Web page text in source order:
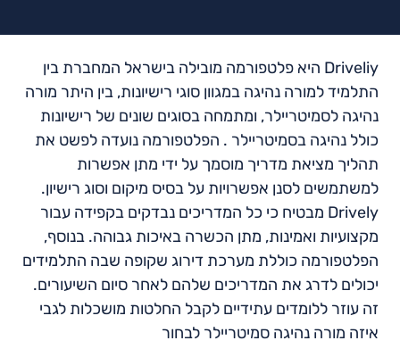
Driveliy היא פלטפורמה מובילה בישראל המחברת בין
התלמיד למורה נהיגה במגוון סוגי רישיונות, בין היתר מורה
נהיגה לסמיטריילר, ומתמחה בסוגים שונים של רישיונות
כולל נהיגה בסמיטריילר . הפלטפורמה נועדה לפשט את
תהליך מציאת מדריך מוסמך על ידי מתן אפשרות
למשתמשים לסנן אפשרויות על בסיס מיקום וסוג רישיון.
Drively מבטיח כי כל המדריכים נבדקים בקפידה עבור
מקצועיות ואמינות, מתן הכשרה באיכות גבוהה. בנוסף,
הפלטפורמה כוללת מערכת דירוג שקופה שבה התלמידים
יכולים לדרג את המדריכים שלהם לאחר סיום השיעורים.
זה עוזר ללומדים עתידיים לקבל החלטות מושכלות לגבי
איזה מורה נהיגה סמיטריילר לבחור